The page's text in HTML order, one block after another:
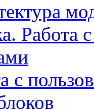
Работа
с